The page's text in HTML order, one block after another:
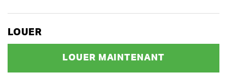
LOUER
LOUER MAINTENANT